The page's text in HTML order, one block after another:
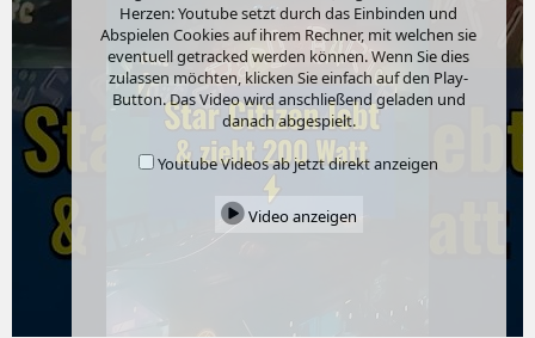
Herzen: Youtube setzt durch das Einbinden und
Abspielen Cookies auf ihrem Rechner, mit welchen sie
eventuell getracked werden können. Wenn Sie dies
zulassen möchten, klicken Sie einfach auf den Play-
Button. Das Video wird anschließend geladen und
danach abgespielt.
Youtube Videos ab jetzt direkt anzeigen
Video anzeigen